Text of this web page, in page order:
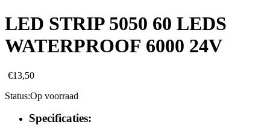
LED STRIP 5050 60 LEDS
WATERPROOF 6000 24V
€13,50
Status:Op voorraad
Specificaties: